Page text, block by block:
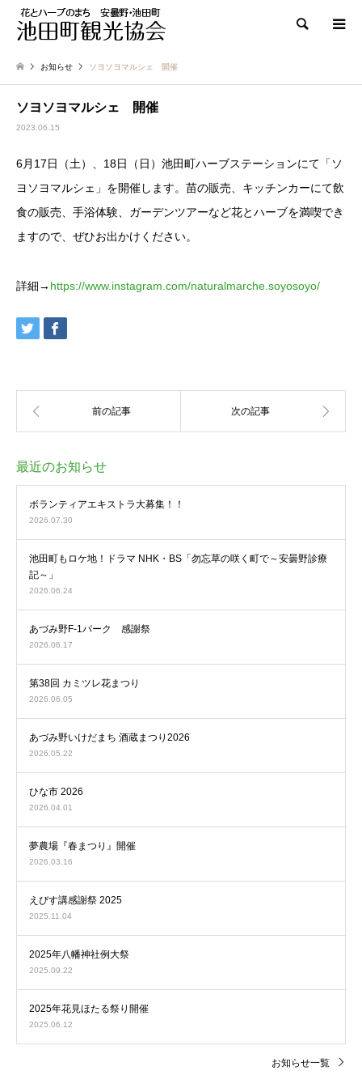
検索
お知らせ ソヨソヨマルシェ 開催
ソヨソヨマルシェ 開催
2023.06.15
6月17日（土）、18日（日）池田町ハーブステーションにて「ソ
ヨソヨマルシェ」を開催します。苗の販売、キッチンカーにて飲
食の販売、手浴体験、ガーデンツアーなど花とハーブを満喫でき
ますので、ぜひお出かけください。
詳細→ https://www.instagram.com/naturalmarche.soyosoyo/
最近のお知らせ
ボランティアエキストラ大募集！！
2026.07.30
池田町もロケ地！ドラマ NHK・BS「勿忘草の咲く町で～安曇野診療
記～」
2026.06.24
あづみ野F-1パーク 感謝祭
2026.06.17
第38回 カミツレ花まつり
2026.06.05
あづみ野いけだまち 酒蔵まつり2026
2026.05.22
ひな市 2026
2026.04.01
夢農場『春まつり』開催
2026.03.16
えびす講感謝祭 2025
2025.11.04
2025年八幡神社例大祭
2025.09.22
2025年花見ほたる祭り開催
2025.06.12
お知らせ一覧